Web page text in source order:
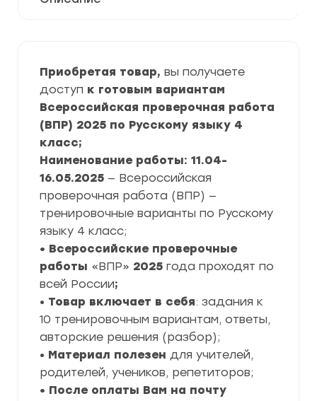
Приобретая товар, вы получаете
доступ к готовым вариантам
Всероссийская проверочная работа
(ВПР) 2025 по Русскому языку 4
класс;
Наименование работы: 11.04-
16.05.2025 — Всероссийская
проверочная работа (ВПР) —
тренировочные варианты по Русскому
языку 4 класс;
• Всероссийские проверочные
работы «ВПР» 2025 года проходят по
всей России;
• Товар включает в себя: задания к
10 тренировочным вариантам, ответы,
авторские решения (разбор);
• Материал полезен для учителей,
родителей, учеников, репетиторов;
• После оплаты Вам на почту